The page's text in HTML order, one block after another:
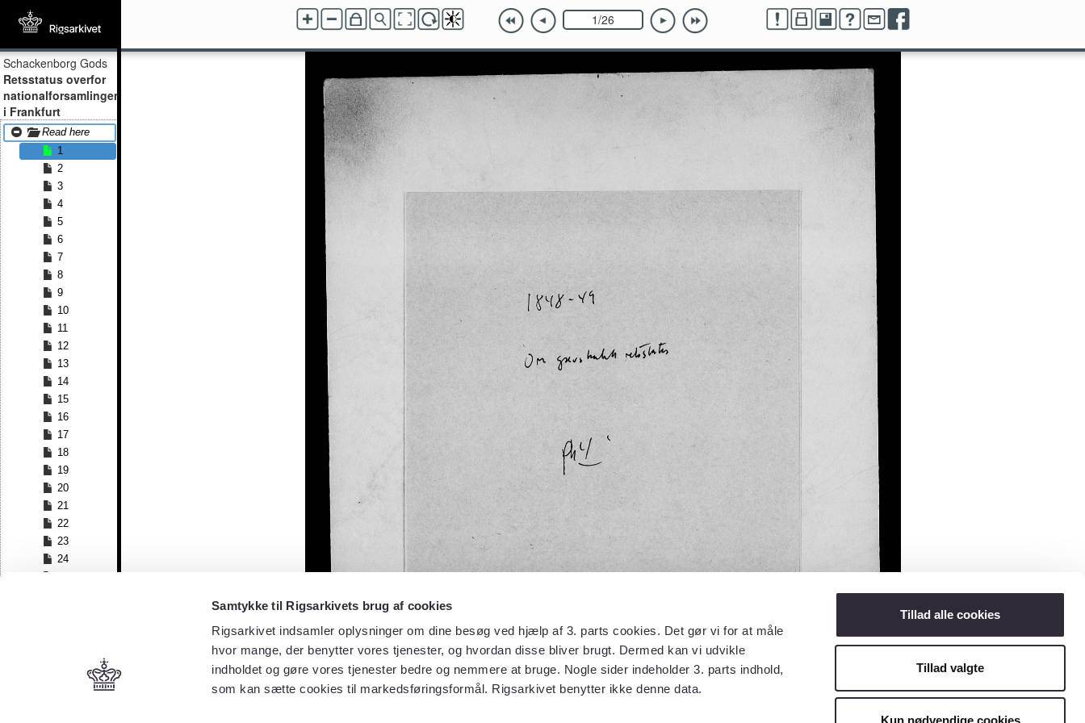
Samtykke til Rigsarkivets brug af cookies
Rigsarkivet indsamler oplysninger om dine besøg ved hjælp af 3. parts cookies. Det gør vi for at måle
hvor mange, der benytter vores tjenester, og hvordan disse bliver brugt. Dermed kan vi udvikle
indholdet og gøre vores tjenester bedre og nemmere at bruge. Nogle sider indeholder 3. parts indhold,
som kan sætte cookies til markedsføringsformål. Rigsarkivet benytter ikke denne data.
Tillad alle cookies
Tillad valgte
Kun nødvendige cookies
Schackenborg Gods
Retsstatus overfor
nationalforsamlingen
i Frankfurt
Read here
1
2
3
4
5
6
7
8
9
10
11
12
13
14
15
16
17
18
19
20
21
22
23
24